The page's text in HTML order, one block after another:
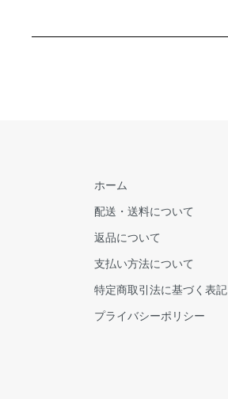
ホーム
配送・送料について
返品について
支払い方法について
特定商取引法に基づく表記
プライバシーポリシー